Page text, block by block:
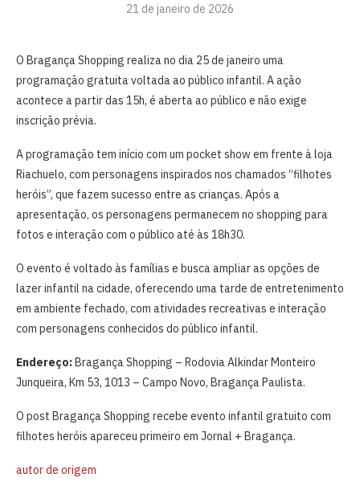
21 de janeiro de 2026
O Bragança Shopping realiza no dia 25 de janeiro uma
programação gratuita voltada ao público infantil. A ação
acontece a partir das 15h, é aberta ao público e não exige
inscrição prévia.
A programação tem início com um pocket show em frente à loja
Riachuelo, com personagens inspirados nos chamados “filhotes
heróis”, que fazem sucesso entre as crianças. Após a
apresentação, os personagens permanecem no shopping para
fotos e interação com o público até às 18h30.
O evento é voltado às famílias e busca ampliar as opções de
lazer infantil na cidade, oferecendo uma tarde de entretenimento
em ambiente fechado, com atividades recreativas e interação
com personagens conhecidos do público infantil.
Endereço:Bragança Shopping – Rodovia Alkindar Monteiro
Junqueira, Km 53, 1013 – Campo Novo, Bragança Paulista.
O post Bragança Shopping recebe evento infantil gratuito com
filhotes heróis apareceu primeiro em Jornal + Bragança.
autor de origem